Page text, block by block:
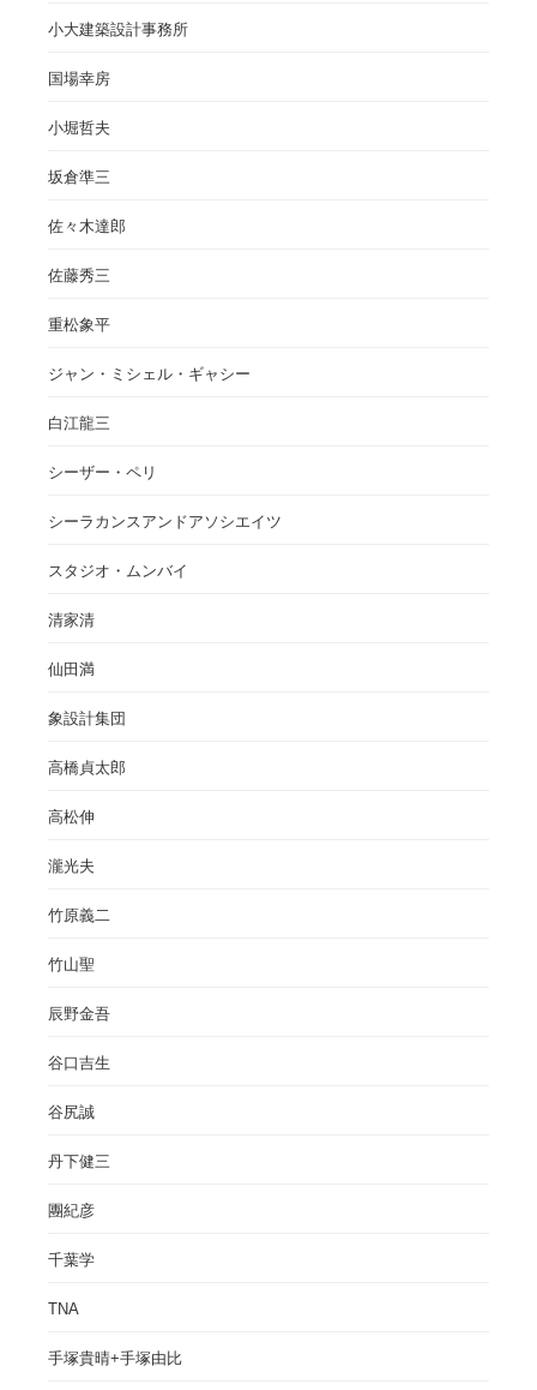
小大建築設計事務所
国場幸房
小堀哲夫
坂倉準三
佐々木達郎
佐藤秀三
重松象平
ジャン・ミシェル・ギャシー
白江龍三
シーザー・ペリ
シーラカンスアンドアソシエイツ
スタジオ・ムンバイ
清家清
仙田満
象設計集団
高橋貞太郎
高松伸
瀧光夫
竹原義二
竹山聖
辰野金吾
谷口吉生
谷尻誠
丹下健三
團紀彦
千葉学
TNA
手塚貴晴+手塚由比